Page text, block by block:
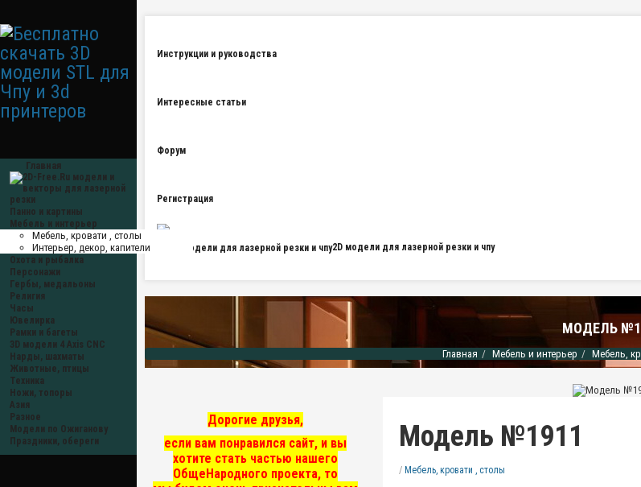
Главная
Панно и картины
Мебель и интерьер
Мебель, кровати , столы
Интерьер, декор, капители
Охота и рыбалка
Персонажи
Гербы, медальоны
Религия
Часы
Ювелирка
Рамки и багеты
3D модели 4 Axis CNC
Нарды, шахматы
Животные, птицы
Техника
Ножи, топоры
Азия
Разное
Модели по Ожиганову
Праздники, обереги
Инструкции и руководства
Интересные статьи
Форум
Регистрация
2D модели для лазерной резки и чпу
МОДЕЛЬ
Главная Мебель и интерьер Мебель,
Дорогие друзья,
если вам понравился сайт, и вы
хотите стать частью нашего
ОбщеНародного проекта, то
Модель №1911
/ Мебель, кровати , столы